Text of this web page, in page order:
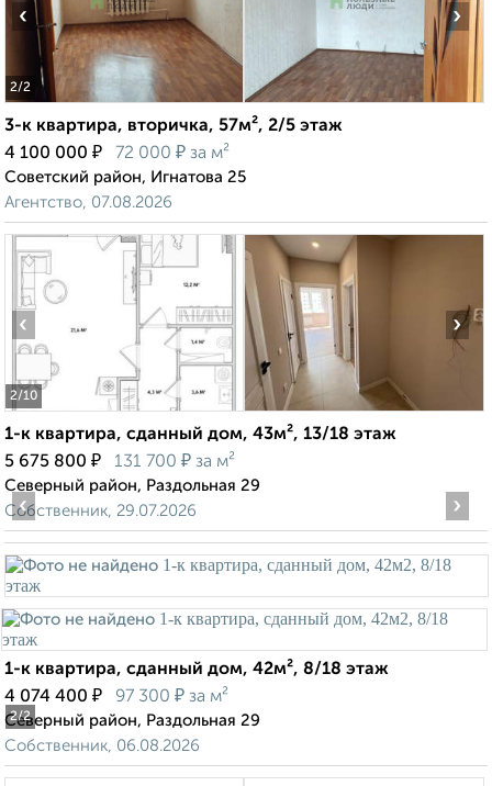
2/2
‹ ›
3-к квартира, вторичка, 57м², 2/5 этаж
4 100 000 ₽ 72 000 ₽ за м²
Советский район, Игнатова 25
Агентство, 07.08.2026
2/10
‹ ›
1-к квартира, сданный дом, 43м², 13/18 этаж
5 675 800 ₽ 131 700 ₽ за м²
Северный район, Раздольная 29
Собственник, 29.07.2026
2/2
‹ ›
1-к квартира, сданный дом, 42м², 8/18 этаж
4 074 400 ₽ 97 300 ₽ за м²
Северный район, Раздольная 29
Собственник, 06.08.2026